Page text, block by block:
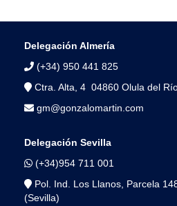
Delegación Almería
(+34) 950 441 825
Ctra. Alta, 4 04860 Olula del
gm@gonzalomartin.com
Delegación Sevilla
(+34)954 711 001
Pol. Ind. Los Llanos, Parcela
(Sevilla)